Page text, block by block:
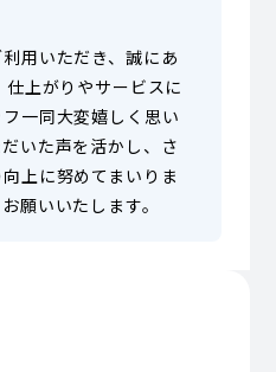
用いただき、誠にあ
仕上がりやサービスに
一同大変嬉しく思い
いた声を活かし、さ
上に努めてまいりま
願いいたします。